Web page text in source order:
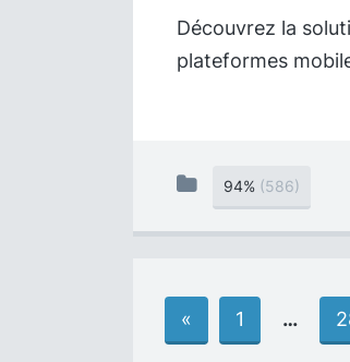
Découvrez la
plateformes
94% (586)
« 1 …